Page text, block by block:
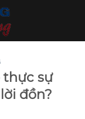
thực sự
đồn?